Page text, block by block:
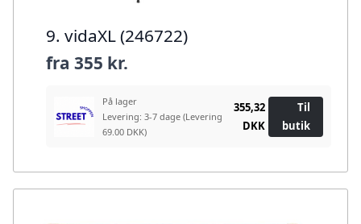
9. vidaXL (246722)
fra 355 kr.
På lager
Levering: 3-7 dage (Levering
69.00 DKK)
355,32
DKK
Til
butik